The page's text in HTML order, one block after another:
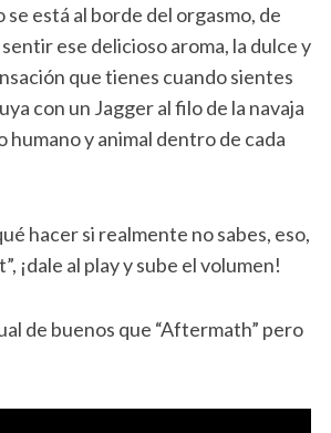
se está al borde del orgasmo, de
ese delicioso aroma, la dulce y
que tienes cuando sientes
con un Jagger al filo de la navaja
y animal dentro de cada
hacer si realmente no sabes, eso,
¡dale al play y sube el volumen!
de buenos que “Aftermath” pero